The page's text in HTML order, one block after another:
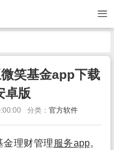
笑基金app下载
卓版
分类： 官方软件
金理财管理 服务app。